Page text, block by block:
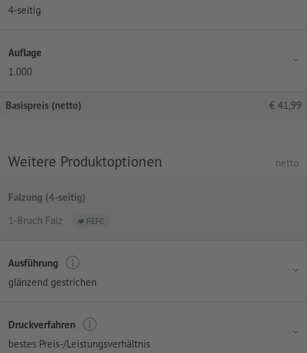
4-seitig
Auflage
1.000
Basispreis (netto) € 41,99
Weitere Produktoptionen netto
Falzung (4-seitig)
1-Bruch Falz
PEFC
Ausführung
glänzend gestrichen
Druckverfahren
bestes Preis-/Leistungsverhältnis